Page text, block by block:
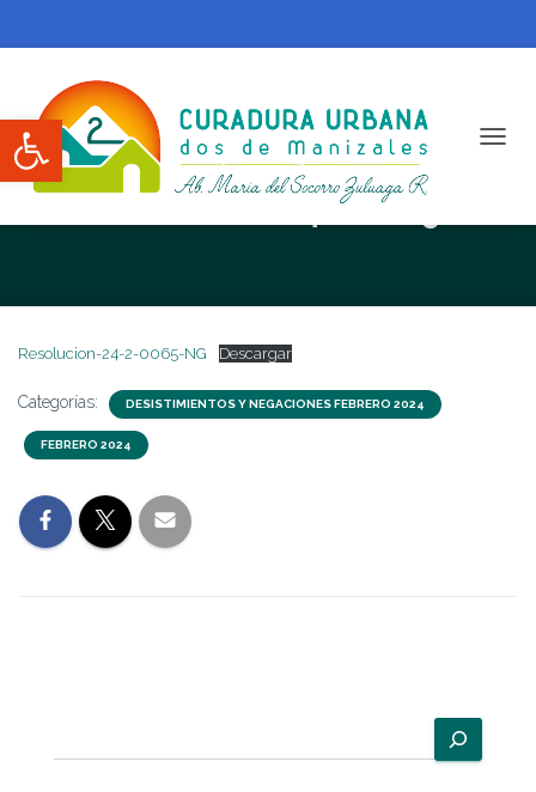
Abrir barra de herramientas
RESOLUCION N. 24-2-0065-NG
Resolucion-24-2-0065-NG Descargar
Categorías: DESISTIMIENTOS Y NEGACIONES FEBRERO 2024
FEBRERO 2024
u